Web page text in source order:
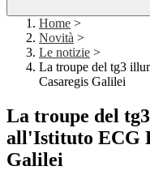
Home >
Novità >
Le notizie >
La troupe del tg3
Casaregis Galilei
La troupe del
all'Istituto ECG
Galilei